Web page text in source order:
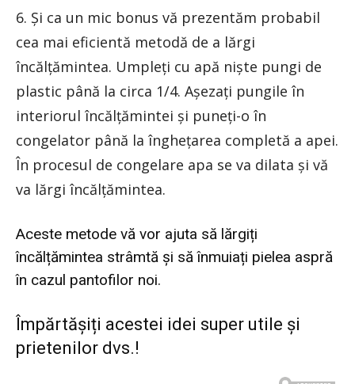
6. Și ca un mic bonus vă prezentăm probabil
cea mai eficientă metodă de a lărgi
încălțămintea. Umpleți cu apă niște pungi de
plastic până la circa 1/4. Așezați pungile în
interiorul încălțămintei și puneți-o în
congelator până la înghețarea completă a apei.
În procesul de congelare apa se va dilata și vă
va lărgi încălțămintea.
Aceste metode vă vor ajuta să lărgiți
încălțămintea strâmtă și să înmuiați pielea aspră
în cazul pantofilor noi.
Împărtășiți acestei idei super utile și
prietenilor dvs.!